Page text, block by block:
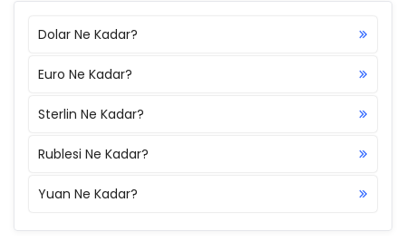
Dolar Ne Kadar?
Euro Ne Kadar?
Sterlin Ne Kadar?
Rublesi Ne Kadar?
Yuan Ne Kadar?